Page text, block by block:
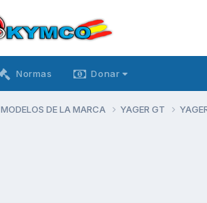
Normas Donar
MODELOS DE LA MARCA YAGER GT